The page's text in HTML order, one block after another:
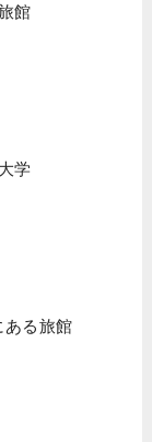
館
学
ある旅館